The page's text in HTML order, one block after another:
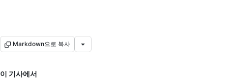
Markdown으로 복사
이 기사에서